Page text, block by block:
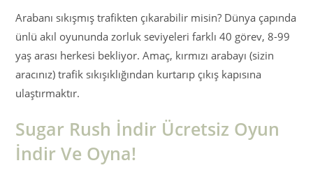
Arabanı sıkışmış trafikten çıkarabilir misin? Dünya çapında
ünlü akıl oyununda zorluk seviyeleri farklı 40 görev, 8-99
yaş arası herkesi bekliyor. Amaç, kırmızı arabayı (sizin
aracınız) trafik sıkışıklığından kurtarıp çıkış kapısına
ulaştırmaktır.
Sugar Rush İndir Ücretsiz Oyun
İndir Ve Oyna!